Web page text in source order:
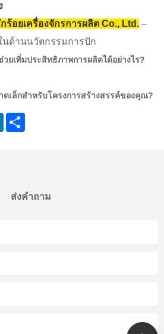
ร้อยเครื่องจักรการผลิต Co., Ltd. –
ด้านนวัตกรรมการปัก
วยเพิ่มประสิทธิภาพการผลิตได้อย่างไร?
ดเล็กสำหรับโครงการสร้างสรรค์ของคุณ?
LinkedIn
ส่งคำถาม